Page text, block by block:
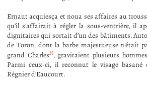
Ernaut acquiesça et noua ses affaires au
qu’il s’affairait à régler la sous-ventrière, il
dignitaires qui sortait d’un des bâtiments.
de Toron, dont la barbe majestueuse n’était
grand Charles3), gravitaient plusieurs
Parmi ceux-ci, il reconnut le visage
Régnier d’Eaucourt.